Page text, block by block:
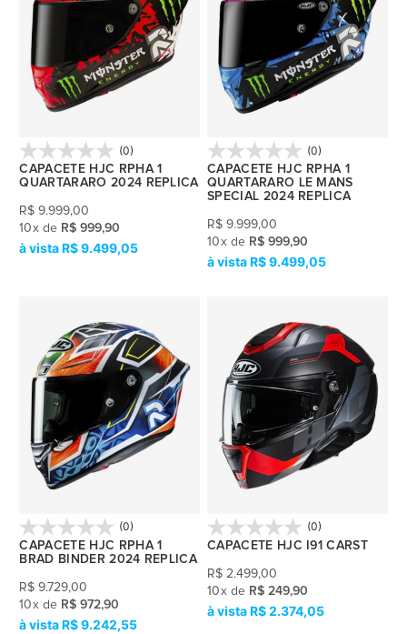
(0)
CAPACETE HJC RPHA 1
QUARTARARO 2024 REPLICA
R$ 9.999,00
10x de R$ 999,90
R$ 9.499,05
(0)
CAPACETE HJC RPHA 1
QUARTARARO LE MANS
SPECIAL 2024 REPLICA
R$ 9.999,00
10x de R$ 999,90
R$ 9.499,05
(0)
CAPACETE HJC RPHA 1
BRAD BINDER 2024 REPLICA
R$ 9.729,00
10x de R$ 972,90
R$ 9.242,55
(0)
CAPACETE HJC I91 CARST
R$ 2.499,00
10x de R$ 249,90
R$ 2.374,05